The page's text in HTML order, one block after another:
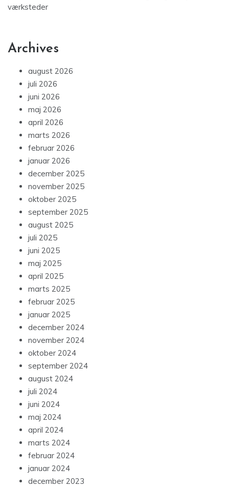
værksteder
Archives
august 2026
juli 2026
juni 2026
maj 2026
april 2026
marts 2026
februar 2026
januar 2026
december 2025
november 2025
oktober 2025
september 2025
august 2025
juli 2025
juni 2025
maj 2025
april 2025
marts 2025
februar 2025
januar 2025
december 2024
november 2024
oktober 2024
september 2024
august 2024
juli 2024
juni 2024
maj 2024
april 2024
marts 2024
februar 2024
januar 2024
december 2023